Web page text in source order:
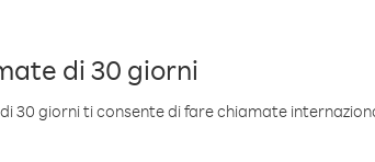
di 30 giorni
30 giorni ti consente di fare chiamate